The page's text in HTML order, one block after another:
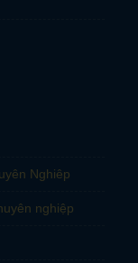
Nghiêp
nghiệp